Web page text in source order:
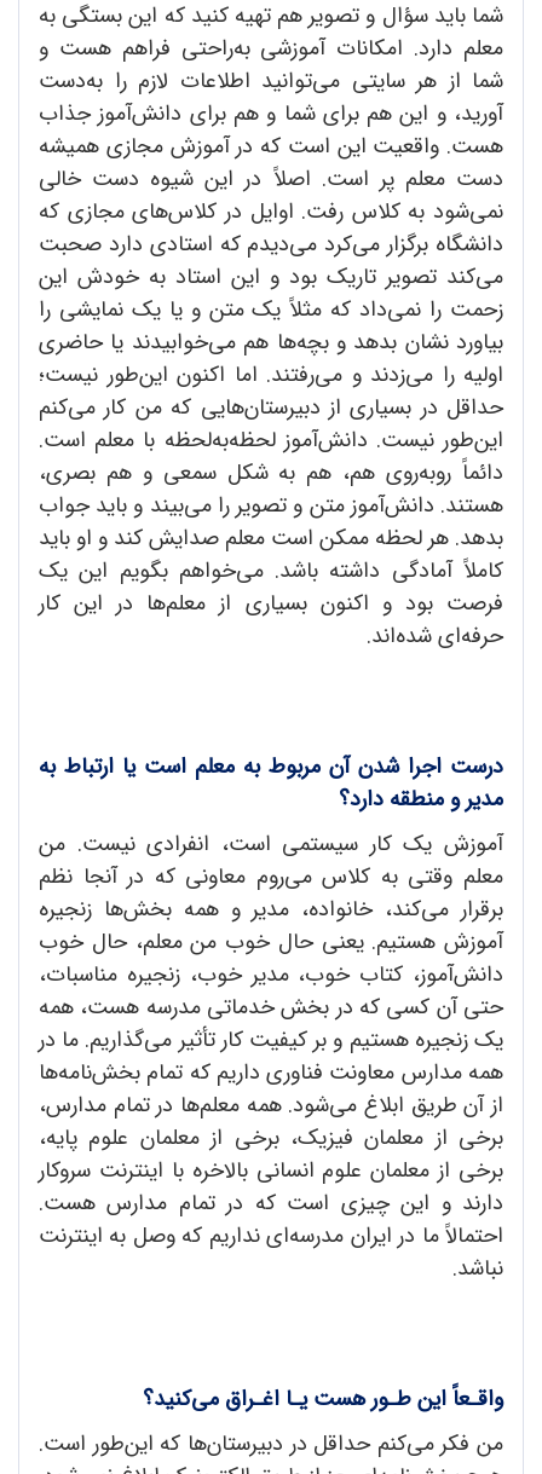
شما باید سؤال و تصویر هم تهیه کنید که این بستگی به
معلم دارد. امکانات آموزشی به‌راحتی فراهم هست و
شما از هر سایتی می‌توانید اطلاعات لازم را به‌دست
آورید، و این هم برای شما و هم برای دانش‌آموز جذاب
هست. واقعیت این است که در آموزش مجازی همیشه
دست معلم پر است. اصلاً در این شیوه دست خالی
نمی‌شود به کلاس رفت. اوایل در کلاس‌های مجازی که
دانشگاه برگزار می‌کرد می‌دیدم که استادی دارد صحبت
می‌کند تصویر تاریک بود و این استاد به خودش این
زحمت را نمی‌داد که مثلاً یک متن و یا یک نمایشی را
بیاورد نشان بدهد و بچه‌ها هم می‌خوابیدند یا حاضری
اولیه را می‌زدند و می‌رفتند. اما اکنون این‌طور نیست؛
حداقل در بسیاری از دبیرستان‌هایی که من کار می‌کنم
این‌طور نیست. دانش‌آموز لحظه‌به‌لحظه با معلم است.
دائماً روبه‌روی هم، هم به شکل سمعی و هم بصری،
هستند. دانش‌آموز متن و تصویر را می‌بیند و باید جواب
بدهد. هر لحظه ممکن است معلم صدایش کند و او باید
کاملاً آمادگی داشته باشد. می‌خواهم بگویم این یک
فرصت بود و اکنون بسیاری از معلم‌ها در این کار
حرفه‌ای شده‌اند.
درست اجرا شدن آن مربوط به معلم است یا ارتباط به
مدیر و منطقه دارد؟
آموزش یک کار سیستمی است، انفرادی نیست. من
معلم وقتی به کلاس می‌روم معاونی که در آنجا نظم
برقرار می‌کند، خانواده، مدیر و همه بخش‌ها زنجیره
آموزش هستیم. یعنی حال خوب من معلم، حال خوب
دانش‌آموز، کتاب خوب، مدیر خوب،‌ زنجیره مناسبات،
حتی آن کسی که در بخش خدماتی مدرسه هست، همه
یک زنجیره هستیم و بر کیفیت کار تأثیر می‌گذاریم. ما در
همه مدارس معاونت فناوری داریم که تمام بخش‌نامه‌ها
از آن طریق ابلاغ می‌شود. همه معلم‌ها در تمام مدارس،
برخی از معلمان فیزیک، برخی از معلمان علوم پایه،
برخی از معلمان علوم انسانی بالاخره با اینترنت سروکار
دارند و این چیزی است که در تمام مدارس هست.
احتمالاً ما در ایران مدرسه‌ای نداریم که وصل به اینترنت
نباشد.
واقـعاً این طـور هست یـا اغـراق می‌کنید؟
من فکر می‌کنم حداقل در دبیرستان‌ها که این‌طور است.